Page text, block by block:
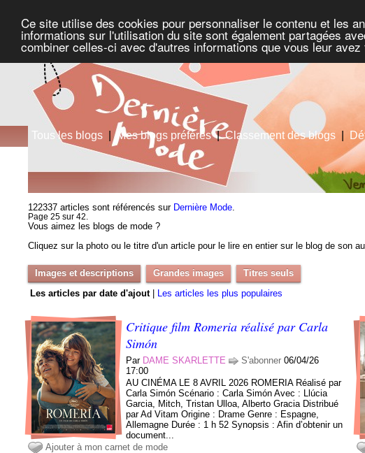
Ce site utilise des cookies pour personnaliser le contenu et les
informations sur l'utilisation du site sont également partagées
combiner celles-ci avec d'autres informations que vous leur
Tous les blogs | Mes blogs préférés|Classement des blogs
122337 articles sont référencés sur Dernière Mode
Page 25 sur 42.
Vous aimez les blogs de mode ?
Cliquez sur la photo ou le titre d'un article pour le lire en entier sur le blog de son
Images et descriptions Grandes images
Titres seuls
Les articles par date d'ajout| Les articles les plus populaires
Critique film Romeria réalisé par Carla
Simón
Par DAME SKARLETTE S'abonner 06/04/26
17:00
AU CINÉMA LE 8 AVRIL 2026 ROMERIA Réalisé par
Carla Simón Scénario : Carla Simón Avec : Llúcia
Garcia, Mitch, Tristan Ulloa, Alberto Gracia Distribué
par Ad Vitam Origine : Drame Genre : Espagne,
Allemagne Durée : 1 h 52 Synopsis : Afin d’obtenir un
document...
Ajouter à mon carnet de mode